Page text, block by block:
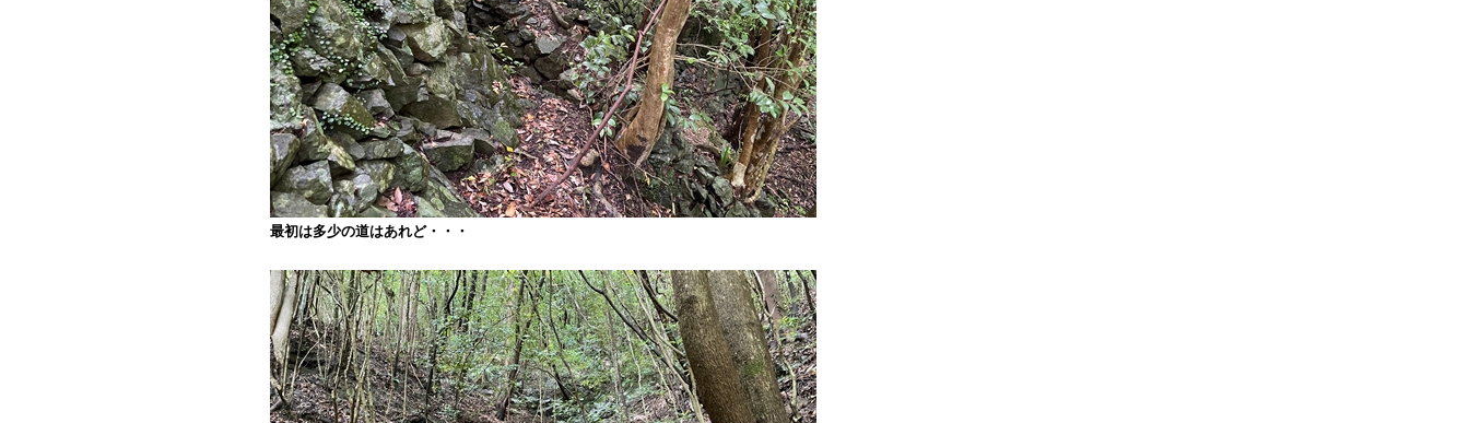
最初は多少の道はあれど・・・